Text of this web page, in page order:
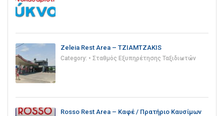
Zeleia Rest Area – TZIAMTZAKIS
Category: • Σταθμός Εξυπηρέτησης Ταξιδιωτών
Rosso Rest Area – Καφέ / Πρατήριο Καυσίμων